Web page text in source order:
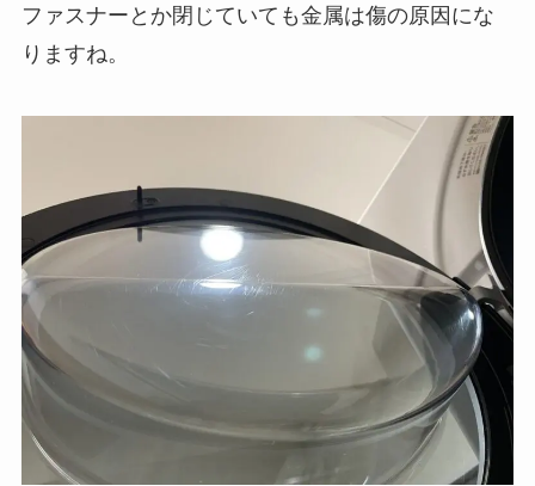
ファスナーとか閉じていても金属は傷の原因にな
りますね。